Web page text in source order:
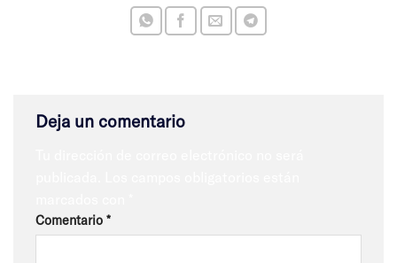
Deja un comentario
Comentario *